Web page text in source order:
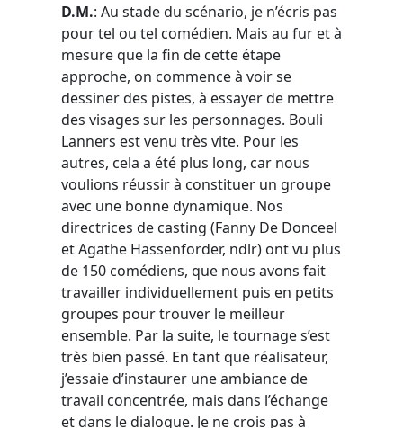
D.M.: Au stade du scénario, je n’écris pas
pour tel ou tel comédien. Mais au fur et à
mesure que la fin de cette étape
approche, on commence à voir se
dessiner des pistes, à essayer de mettre
des visages sur les personnages. Bouli
Lanners est venu très vite. Pour les
autres, cela a été plus long, car nous
voulions réussir à constituer un groupe
avec une bonne dynamique. Nos
directrices de casting (Fanny De Donceel
et Agathe Hassenforder, ndlr) ont vu plus
de 150 comédiens, que nous avons fait
travailler individuellement puis en petits
groupes pour trouver le meilleur
ensemble. Par la suite, le tournage s’est
très bien passé. En tant que réalisateur,
j’essaie d’instaurer une ambiance de
travail concentrée, mais dans l’échange
et dans le dialogue. Je ne crois pas à